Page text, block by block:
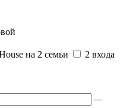
на 2 семьи
2 входа
—